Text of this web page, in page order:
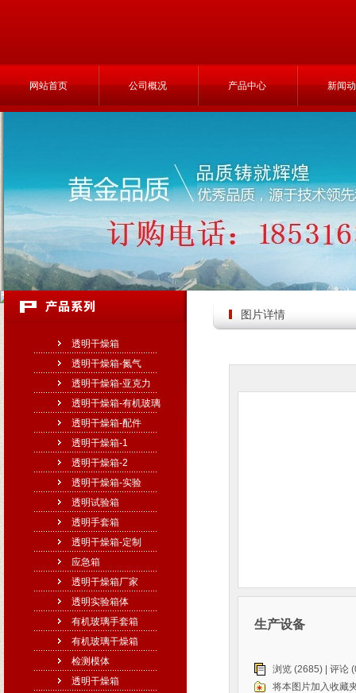
网站首页 公司概况 产品中心 新闻
透明干燥箱
透明干燥箱-氮气
透明干燥箱-亚克力
透明干燥箱-有机玻璃
透明干燥箱-配件
透明干燥箱-1
透明干燥箱-2
透明干燥箱-实验
透明试验箱
透明手套箱
透明干燥箱-定制
应急箱
透明干燥箱厂家
透明实验箱体
有机玻璃手套箱
有机玻璃干燥箱
检测模体
透明干燥箱
图片详情
生产设备
浏览 (2685) | 评论
将本图片加入收藏